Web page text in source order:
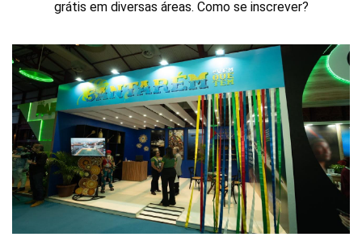
grátis em diversas áreas. Como se inscrever?